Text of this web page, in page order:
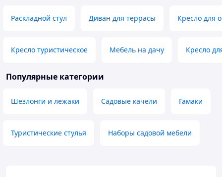
Раскладной стул Диван для террасы Кресло для
Кресло туристическое Мебель на дачу Кресло
Популярные категории
Шезлонги и лежаки Садовые качели Гамаки
Туристические стулья Наборы садовой мебели